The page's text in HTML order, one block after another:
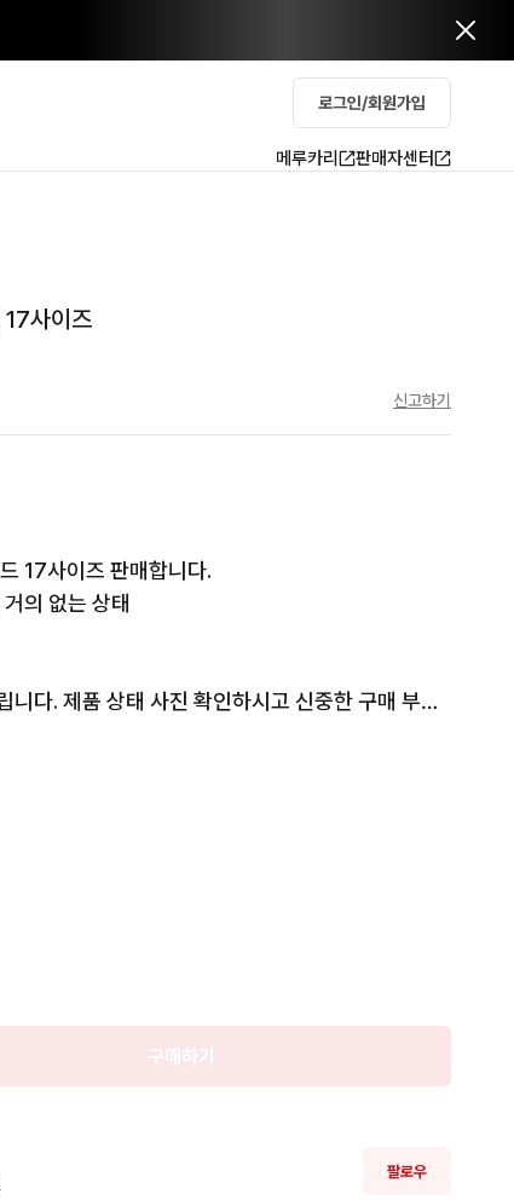
로그인/회원가입
메루카리 판매자센터
사이즈
신고하기
17사이즈 판매합니다.
의 없는 상태
니다. 제품 상태 사진 확인하시고 신중한 구매 부탁
구매하기
팔로우